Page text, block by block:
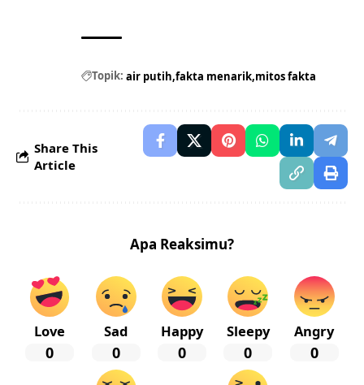
Topik: air putih fakta menarik mitos fakta
Share This
Article
Apa Reaksimu?
Love
0
Sad
0
Happy
0
Sleepy
0
Angry
0